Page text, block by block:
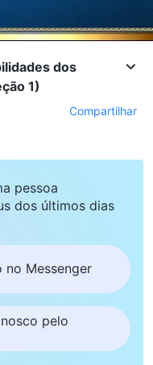
dos
1)
Compartilhar
pessoa
dos últimos dias
no Messenger
pelo